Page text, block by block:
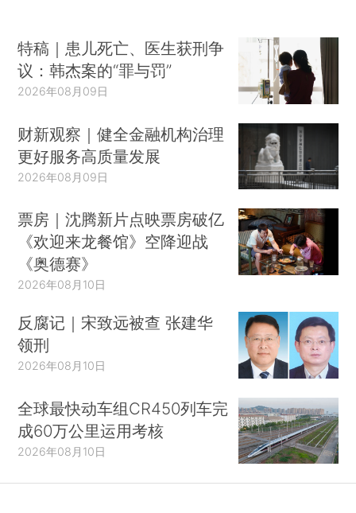
特稿｜患儿死亡、医生获刑争
议：韩杰案的“罪与罚”
2026年08月09日
财新观察｜健全金融机构治理
更好服务高质量发展
2026年08月09日
票房｜沈腾新片点映票房破亿
《欢迎来龙餐馆》空降迎战
《奥德赛》
2026年08月10日
反腐记｜宋致远被查 张建华
领刑
2026年08月10日
全球最快动车组CR450列车完
成60万公里运用考核
2026年08月10日